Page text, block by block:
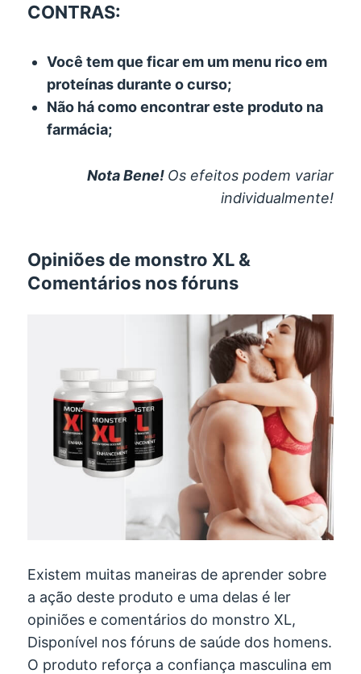
CONTRAS:
Você tem que ficar em um menu rico em
proteínas durante o curso;
Não há como encontrar este produto na
farmácia;
Nota Bene! Os efeitos podem variar
individualmente!
Opiniões de monstro XL &
Comentários nos fóruns
Existem muitas maneiras de aprender sobre
a ação deste produto e uma delas é ler
opiniões e comentários do monstro XL,
Disponível nos fóruns de saúde dos homens.
O produto reforça a confiança masculina em